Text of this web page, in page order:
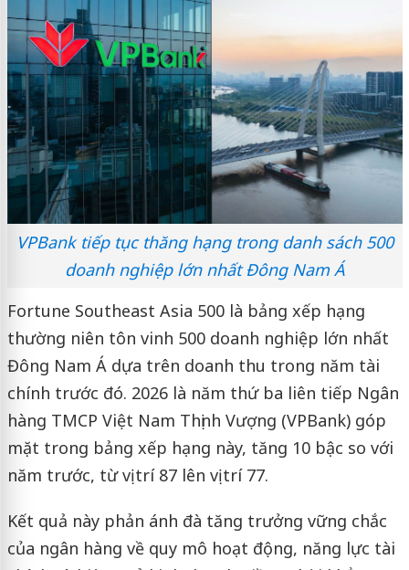
VPBank tiếp tục thăng hạng trong danh sách 500
doanh nghiệp lớn nhất Đông Nam Á
Fortune Southeast Asia 500 là bảng xếp hạng
thường niên tôn vinh 500 doanh nghiệp lớn nhất
Đông Nam Á dựa trên doanh thu trong năm tài
chính trước đó. 2026 là năm thứ ba liên tiếp Ngân
hàng TMCP Việt Nam Thịnh Vượng (VPBank) góp
mặt trong bảng xếp hạng này, tăng 10 bậc so với
năm trước, từ vị trí 87 lên vị trí 77.
Kết quả này phản ánh đà tăng trưởng vững chắc
của ngân hàng về quy mô hoạt động, năng lực tài